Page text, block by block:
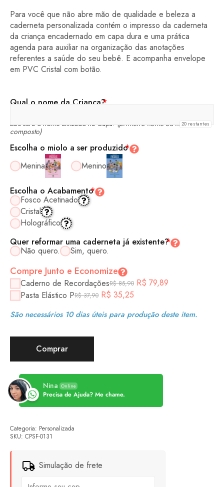
Para você que não abre mão de qualidade e beleza a
caderneta personalizada contém o impresso da caderneta
da criança encadernado em capa dura e uma prática
agenda para auxiliar na organização das anotações
referentes a saúde do seu bebê. E acompanha envelope
em PVC Cristal com botão.
*
Qual o nome da Criança?
Este será o nome utilizado na Capa! (primeiro nome ou nome
composto)
20 restantes
*
Escolha o miolo a ser produzido
Menina
Menino
*
Escolha o Acabamento
Fosco Acetinado
Cristal
Holográfico
*
Quer reformar uma caderneta já existente?
Não quero. Sim, quero.
Compre Junto e Economize
Caderno de RecordaçõesR$85,90 R$ 79,89
Pasta Elástico PR$37,90 R$ 35,25
São necessários 10 dias úteis para produção deste item.
Comprar
Nina Online
Precisa de Ajuda? Me chame.
SKU: CPSF-0131
Categoria: Personalizada
Simulação de frete